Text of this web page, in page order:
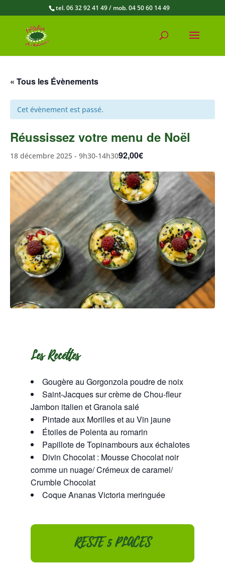
tel. 06 32 92 41 49 / mob. 04 50 60 14 49
« Tous les Évènements
Cet évènement est passé.
Réussissez votre menu de Noël
18 décembre 2025 - 9h30-14h3092,00€
Les Recettes
Gougère au Gorgonzola poudre de noix
Saint-Jacques sur crème de Chou-fleur
Jambon italien et Granola salé
Pintade aux Morilles et au Vin jaune
Étoiles de Polenta au romarin
Papillote de Topinambours aux échalotes
Divin Chocolat : Mousse Chocolat noir
comme un nuage/ Crémeux de caramel/
Crumble Chocolat
Coque Ananas Victoria meringuée
RESTE 5 PLACES